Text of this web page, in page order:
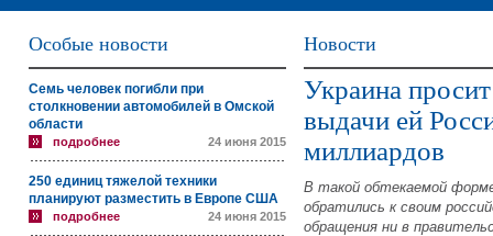
Особые новости
Семь человек погибли при
столкновении автомобилей в Омской
области
подробнее 24 июня 2015
250 единиц тяжелой техники
планируют разместить в Европе США
подробнее 24 июня 2015
Новости
Украина
выдачи ей
миллиардов
В такой обтекаемой
обратились к своим
обращения ни в